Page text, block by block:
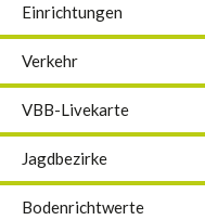
Einrichtungen
Verkehr
VBB-Livekarte
Jagdbezirke
Bodenrichtwerte